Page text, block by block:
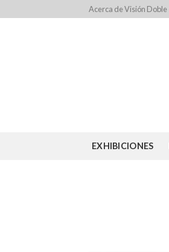
to
Acerca de Visión Doble
EXHIBICIONES